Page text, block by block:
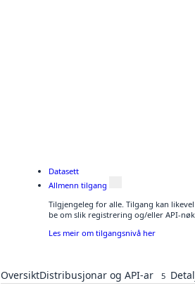
Datasett
Allmenn tilgang
Tilgjengeleg for alle. Tilgang kan
be om slik registrering og/eller API-
Les meir om tilgangsnivå her
OversiktDistribusjonar og API-ar 5